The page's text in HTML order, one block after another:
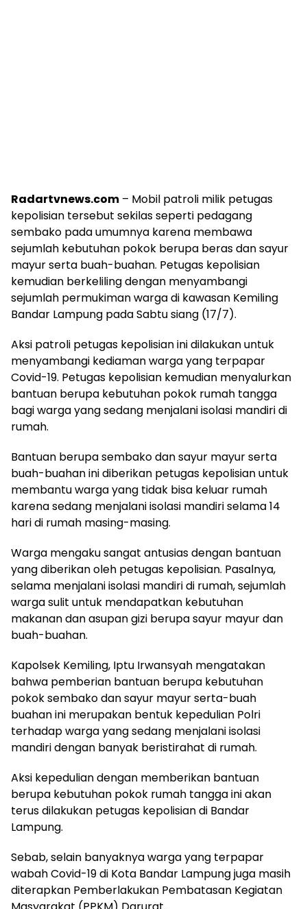
Radartvnews.com – Mobil patroli milik petugas
kepolisian tersebut sekilas seperti pedagang
sembako pada umumnya karena membawa
sejumlah kebutuhan pokok berupa beras dan sayur
mayur serta buah-buahan. Petugas kepolisian
kemudian berkeliling dengan menyambangi
sejumlah permukiman warga di kawasan Kemiling
Bandar Lampung pada Sabtu siang (17/7).
Aksi patroli petugas kepolisian ini dilakukan untuk
menyambangi kediaman warga yang terpapar
Covid-19. Petugas kepolisian kemudian menyalurkan
bantuan berupa kebutuhan pokok rumah tangga
bagi warga yang sedang menjalani isolasi mandiri di
rumah.
Bantuan berupa sembako dan sayur mayur serta
buah-buahan ini diberikan petugas kepolisian untuk
membantu warga yang tidak bisa keluar rumah
karena sedang menjalani isolasi mandiri selama 14
hari di rumah masing-masing.
Warga mengaku sangat antusias dengan bantuan
yang diberikan oleh petugas kepolisian. Pasalnya,
selama menjalani isolasi mandiri di rumah, sejumlah
warga sulit untuk mendapatkan kebutuhan
makanan dan asupan gizi berupa sayur mayur dan
buah-buahan.
Kapolsek Kemiling, Iptu Irwansyah mengatakan
bahwa pemberian bantuan berupa kebutuhan
pokok sembako dan sayur mayur serta-buah
buahan ini merupakan bentuk kepedulian Polri
terhadap warga yang sedang menjalani isolasi
mandiri dengan banyak beristirahat di rumah.
Aksi kepedulian dengan memberikan bantuan
berupa kebutuhan pokok rumah tangga ini akan
terus dilakukan petugas kepolisian di Bandar
Lampung.
Sebab, selain banyaknya warga yang terpapar
wabah Covid-19 di Kota Bandar Lampung juga masih
diterapkan Pemberlakukan Pembatasan Kegiatan